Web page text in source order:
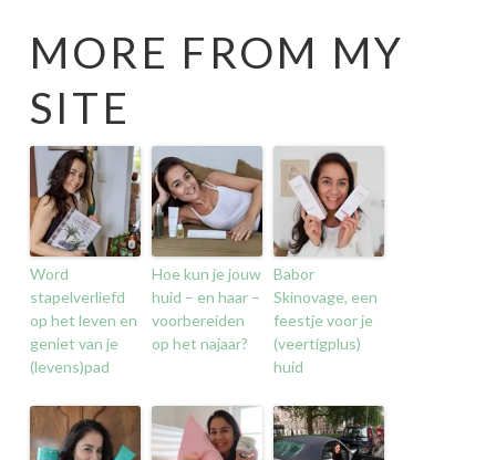
MORE FROM MY
SITE
Word
stapelverliefd
op het leven en
geniet van je
(levens)pad
Hoe kun je jouw
huid – en haar –
voorbereiden
op het najaar?
Babor
Skinovage, een
feestje voor je
(veertigplus)
huid